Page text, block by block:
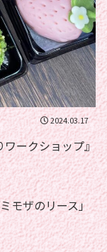
2024.03.17
ワークショップ』
モザのリース」